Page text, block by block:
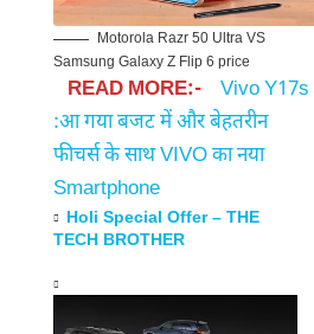
Motorola Razr 50 Ultra VS
Samsung Galaxy Z Flip 6 price
READ MORE:-
Vivo Y17s
:आ गया बजट में और बेहतरीन
फीचर्स के साथ VIVO का नया
Smartphone
Holi Special Offer – THE
TECH BROTHER